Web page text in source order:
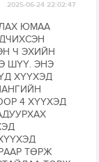
2025-06-24 22:02:47
ЮМАА
Ч ЭХИЙН
ШҮҮ. ЭНЭ
ХҮҮХЭД
4 ХҮҮХЭД
ТӨРЖ